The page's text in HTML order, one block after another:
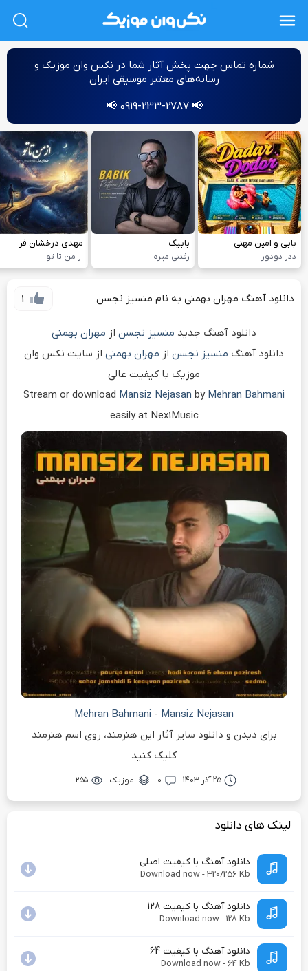
شماره‌ تماس جهت پخش آثار شما در نکس وان موزیک و
رسانه‌های معتبر موسیقی ایران
📢 0919-233-2787 📢
بابی و امین مهنی
ددر دودور
بابیک
رفتنی میره
مهدی درخشان فر
از من تا تو
1 دانلود آهنگ مهران بهمنی به نام منسیز نجسن
دانلود آهنگ جدید منسیز نجسن از مهران بهمنی
دانلود آهنگ منسیز نجسن از مهران بهمنی از سایت نکس وان
موزیک با کیفیت عالی
Stream or download Mansiz Nejasan by Mehran Bahmani
easily at Nex1Music
Mehran Bahmani - Mansiz Nejasan
برای دیدن و دانلود سایر آثار این هنرمند، روی اسم هنرمند
کلیک کنید
25 آذر 1403 ۰ موزیک ۲۵۵
لینک های دانلود
دانلود آهنگ با کیفیت اصلی
Download now - 320/256 Kb
دانلود آهنگ با کیفیت 128
Download now - 128 Kb
دانلود آهنگ با کیفیت 64
Download now - 64 Kb